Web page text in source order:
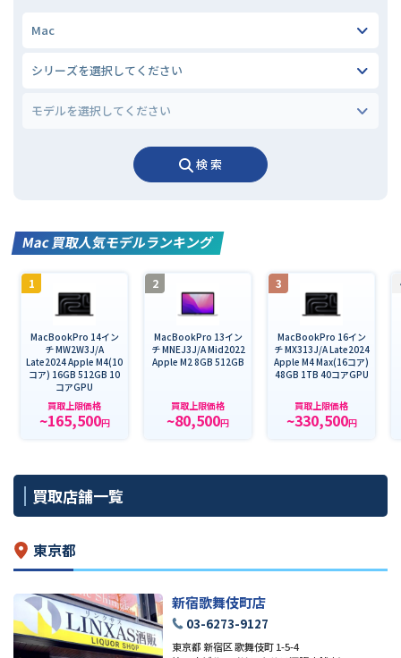
検 索
Mac 買取人気モデルランキング
1
MacBookPro 14イン
チ MW2W3J/A
Late2024 Apple M4(10
コア) 16GB 512GB 10
コアGPU
買取上限価格
~165,500円
2
MacBookPro 13イン
チ MNEJ3J/A Mid2022
Apple M2 8GB 512GB
買取上限価格
~80,500円
3
MacBookPro 16イン
チ MX313J/A Late2024
Apple M4 Max(16コア)
48GB 1TB 40コアGPU
買取上限価格
~330,500円
買取店舗一覧
東京都
新宿歌舞伎町店
03-6273-9127
東京都 新宿区 歌舞伎町 1-5-4